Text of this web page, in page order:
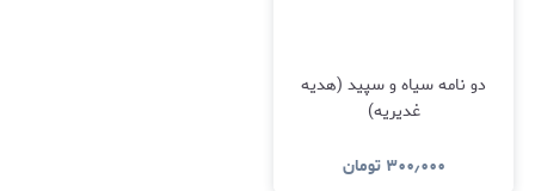
دو نامه سیاه و سپید (هدیه
غدیریه)
۳۰۰٫۰۰۰ تومان